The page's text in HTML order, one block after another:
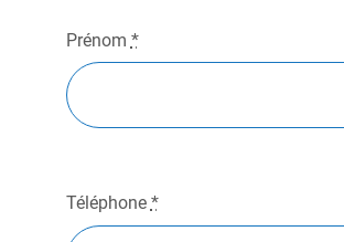
Prénom *
Téléphone *